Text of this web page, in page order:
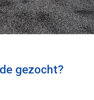
gezocht?